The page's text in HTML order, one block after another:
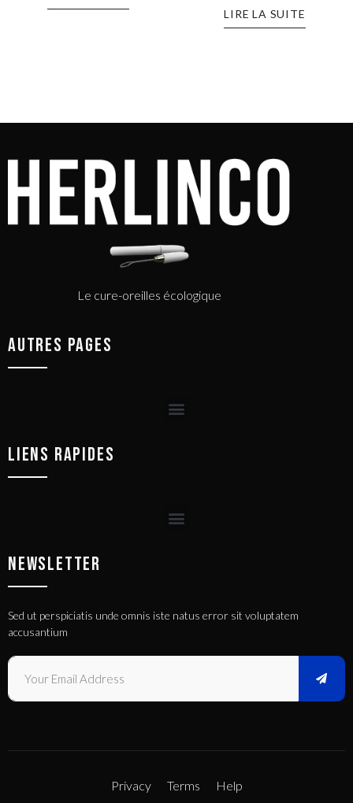
LIRE LA SUITE
Le cure-oreilles écologique
AUTRES PAGES
LIENS RAPIDES
NEWSLETTER
Sed ut perspiciatis unde omnis iste natus error sit voluptatem
accusantium
Privacy Terms Help